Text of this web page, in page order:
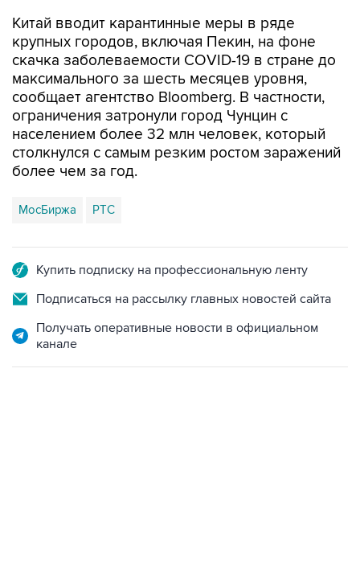
Китай вводит карантинные меры в ряде
крупных городов, включая Пекин, на фоне
скачка заболеваемости COVID-19 в стране до
максимального за шесть месяцев уровня,
сообщает агентство Bloomberg. В частности,
ограничения затронули город Чунцин с
населением более 32 млн человек, который
столкнулся с самым резким ростом заражений
более чем за год.
МосБиржа РТС
Купить подписку на профессиональную ленту
Подписаться на рассылку главных новостей сайта
Получать оперативные новости в официальном
канале